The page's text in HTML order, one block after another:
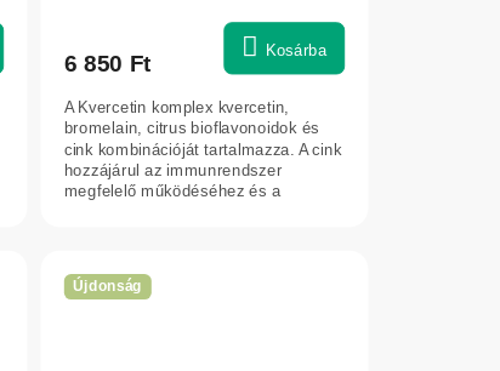
6 850 Ft Kosárba
A Kvercetin komplex kvercetin,
bromelain, citrus bioflavonoidok és
cink kombinációját tartalmazza. A cink
hozzájárul az immunrendszer
megfelelő működéséhez és a
Újdonság